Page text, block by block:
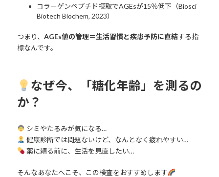
コラーゲンペプチド摂取でAGEsが15％低下（Biosci
Biotech Biochem, 2023）
つまり、 AGEs値の管理＝生活習慣と疾患予防に直結する指
標なんです。
なぜ今、「糖化年齢」を測るの
か？
シミやたるみが気になる…
健康診断では問題ないけど、なんとなく疲れやすい…
薬に頼る前に、生活を見直したい…
そんなあなたへこそ、この検査をおすすめします